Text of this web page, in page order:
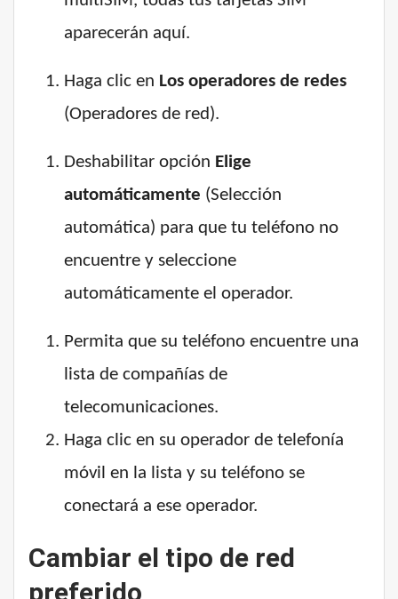
aparecerán aquí.
Haga clic en Los operadores de redes
(Operadores de red).
Deshabilitar opción Elige
automáticamente (Selección
automática) para que tu teléfono no
encuentre y seleccione
automáticamente el operador.
Permita que su teléfono encuentre una
lista de compañías de
telecomunicaciones.
Haga clic en su operador de telefonía
móvil en la lista y su teléfono se
conectará a ese operador.
Cambiar el tipo de red
preferido